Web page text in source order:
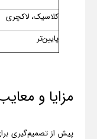
کلاسیک، لاکچری
پایین‌تر
مزایا و
پیش از تصمیم‌گیری